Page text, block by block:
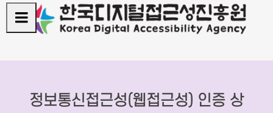
정보통신접근성(웹접근성) 인증 상